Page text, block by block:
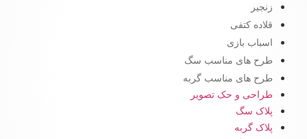
زنجیر
قلاده کتفی
اسباب بازی
طرح های مناسب سگ
طرح های مناسب گربه
طراحی و حک تصویر
پلاک سگ
پلاک گربه